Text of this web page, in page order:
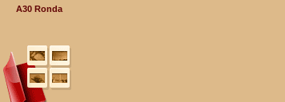
A30 Ronda